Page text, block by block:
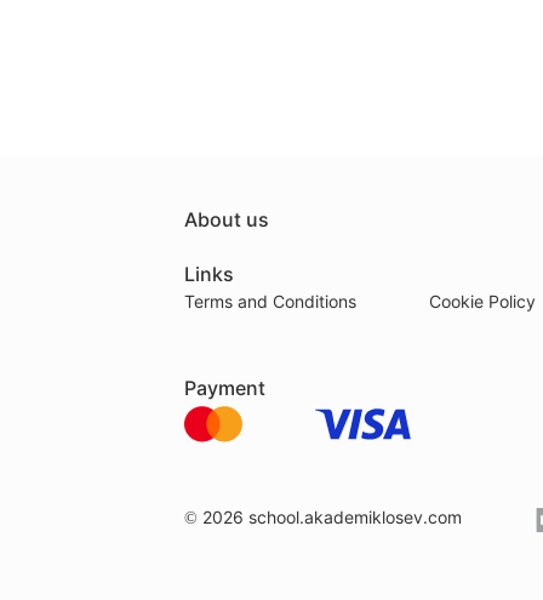
About us
Links
Terms and Conditions Cookie Policy
Payment
© 2026 school.akademiklosev.com